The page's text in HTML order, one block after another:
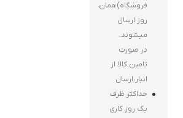
فروشگاه)همان
روز ارسال
میشوند.
در صورت
تامین کالا از
انبار،ارسال
حداکثر ظرف
یک روز کاری